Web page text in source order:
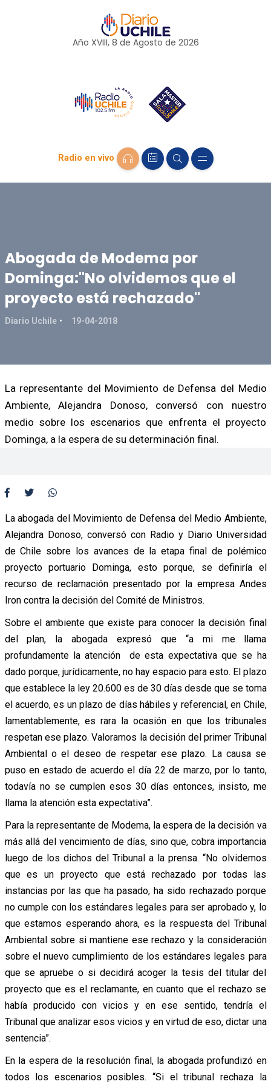
Año XVIII, 8 de Agosto de 2026
Radio en vivo
Abogada de Modema por
Dominga:"No olvidemos que el
proyecto está rechazado"
Diario Uchile 19-04-2018
La representante del Movimiento de Defensa del Medio
Ambiente, Alejandra Donoso, conversó con nuestro
medio sobre los escenarios que enfrenta el proyecto
Dominga, a la espera de su determinación final.
La abogada del Movimiento de Defensa del Medio Ambiente,
Alejandra Donoso, conversó con Radio y Diario Universidad
de Chile sobre los avances de la etapa final de polémico
proyecto portuario Dominga, esto porque, se definiría el
recurso de reclamación presentado por la empresa Andes
Iron contra la decisión del Comité de Ministros.
Sobre el ambiente que existe para conocer la decisión final
del plan, la abogada expresó que “a mi me llama
profundamente la atención de esta expectativa que se ha
dado porque, jurídicamente, no hay espacio para esto. El plazo
que establece la ley 20.600 es de 30 días desde que se toma
el acuerdo, es un plazo de días hábiles y referencial, en Chile,
lamentablemente, es rara la ocasión en que los tribunales
respetan ese plazo. Valoramos la decisión del primer Tribunal
Ambiental o el deseo de respetar ese plazo. La causa se
puso en estado de acuerdo el día 22 de marzo, por lo tanto,
todavía no se cumplen esos 30 días entonces, insisto, me
llama la atención esta expectativa”.
Para la representante de Modema, la espera de la decisión va
más allá del vencimiento de días, sino que, cobra importancia
luego de los dichos del Tribunal a la prensa. “No olvidemos
que es un proyecto que está rechazado por todas las
instancias por las que ha pasado, ha sido rechazado porque
no cumple con los estándares legales para ser aprobado y, lo
que estamos esperando ahora, es la respuesta del Tribunal
Ambiental sobre si mantiene ese rechazo y la consideración
sobre el nuevo cumplimiento de los estándares legales para
que se apruebe o si decidirá acoger la tesis del titular del
proyecto que es el reclamante, en cuanto que el rechazo se
había producido con vicios y en ese sentido, tendría el
Tribunal que analizar esos vicios y en virtud de eso, dictar una
sentencia”.
En la espera de la resolución final, la abogada profundizó en
todos los escenarios posibles. “Si el tribunal rechaza la